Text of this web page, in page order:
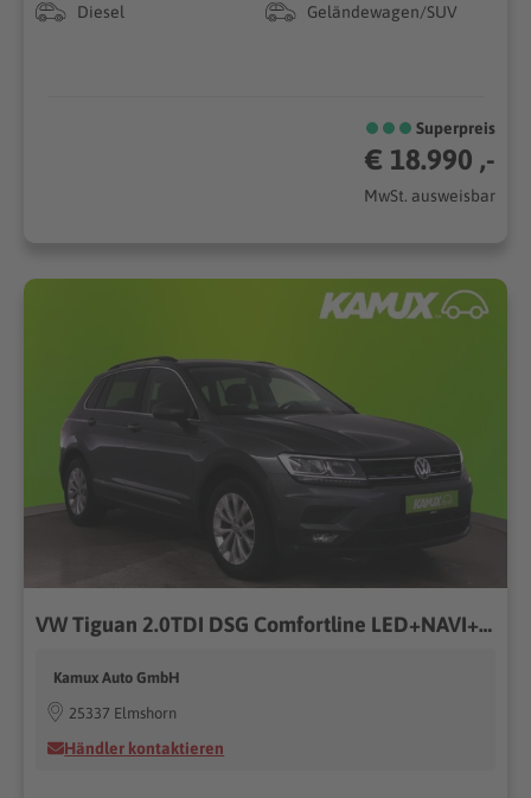
Diesel Geländewagen/SUV
Superpreis
€ 18.990 ,-
MwSt. ausweisbar
VW Tiguan 2.0TDI DSG Comfortline LED+NAVI+KAMERA+AH
Kamux Auto GmbH
25337 Elmshorn
Händler kontaktieren